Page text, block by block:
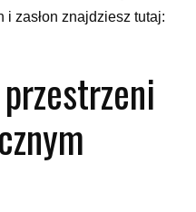
zasłon znajdziesz tutaj: